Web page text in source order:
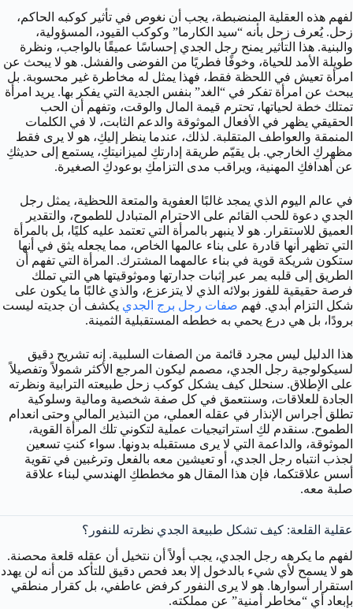
لفهم هذه العقلية المنضبطة، يجب أن نغوص في تأثير كوكبه الحاكم،
زحل. يُعرف زحل بأنه “سيد الكارما” وكوكب القيود، المسؤولية،
والبنية. هذا التأثير يمنح رجل الجدي إحساسًا عميقًا بالواجب، ونظرة
طويلة الأمد للحياة، وخوفًا فطريًا من الفوضى والفشل. هو لا يبحث عن
امرأة تعيش في اللحظة فقط، فهذا يمثل له مخاطرة غير محسوبة. بل
يبحث عن امرأة تفكر في “الغد” بنفس الجدية التي يفكر بها. يريد امرأة
تمتلك خطة لحياتها، تحترم قيمة المال والوقت، وتفهم أن الحب
الحقيقي يظهر في الأفعال الموثوقة والدعم الثابت، لا في الكلمات
المنمقة والعواطف المتقلبة. لذلك، عندما ينظر إليكِ، هو لا يرى فقط
مظهركِ الخارجي. بل يقيّم طريقة إدارتكِ لميزانيتكِ، يستمع إلى حديثكِ
عن أهدافكِ المهنية، ويراقب مدى التزامكِ بوعودكِ الصغيرة.
في عالم اليوم الذي يمجد غالبًا العفوية والمتعة اللحظية، يمثل رجل
الجدي دعوة للحب القائم على الاحترام المتبادل للطموح، والتقدير
العميق للاستقرار. هو لا ينبهر بالمرأة التي تعتمد عليه كليًا، بل بالمرأة
التي تظهر أنها قادرة على بناء عالمها الخاص، مما يجعله يثق في أنها
ستكون شريكة قوية في بناء عالمهما المشترك. المرأة التي تفهم أن
الطريق إلى قلبه يمر عبر إثبات جدارتها وموثوقيتها هي التي تملك
فرصة حقيقية للفوز بولائه الذي لا يتزعزع، والذي غالبًا ما يكون على
شكل التزام أبدي. فهم صفات رجل برج الجدي يكشف أن جديته ليست
برودًا، بل هي درع يحمي به خططه المستقبلية الثمينة.
هذا الدليل ليس مجرد قائمة من الصفات السلبية. إنه تشريح دقيق
لسيكولوجية رجل الجدي، مصمم ليكون المرجع الأكثر شمولاً وتفصيلاً
على الإطلاق. سنحلل كيف يشكل كوكب زحل طبيعته الترابية ونظرته
الجادة للعلاقات، وسنتعمق في كل صفة شخصية ومالية وسلوكية
تطلق أجراس الإنذار في عقله العملي، من التبذير المالي وحتى انعدام
الطموح. سنقدم لكِ استراتيجيات عملية لتكوني تلك المرأة القوية،
الموثوقة، والداعمة التي لا يرى مستقبله بدونها. سواء كنتِ تسعين
لجذب انتباه رجل الجدي، أو تعيشين معه بالفعل وترغبين في تقوية
أسس علاقتكما، فإن هذا المقال هو مخططكِ الهندسي لبناء علاقة
صلبة معه.
عقلية القلعة: كيف تشكل طبيعة الجدي نظرته للنفور؟
لفهم ما يكرهه رجل الجدي، يجب أولاً أن نتخيل أن عقله قلعة محصنة.
هو لا يسمح لأي شيء بالدخول إلا بعد فحص دقيق للتأكد من أنه لن يهدد
استقرار أسوارها. هو لا يرى النفور كرفض عاطفي، بل كقرار منطقي
بإبعاد أي “مخاطر أمنية” عن مملكته.